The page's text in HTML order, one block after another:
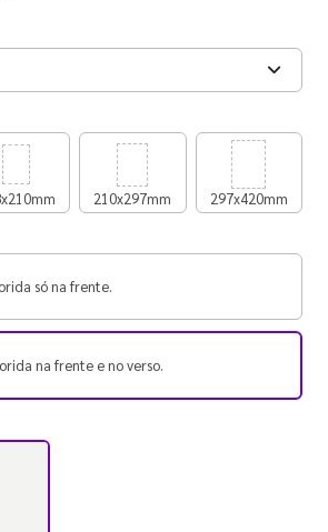
210x297mm 297x420mm
só na frente.
na frente e no verso.